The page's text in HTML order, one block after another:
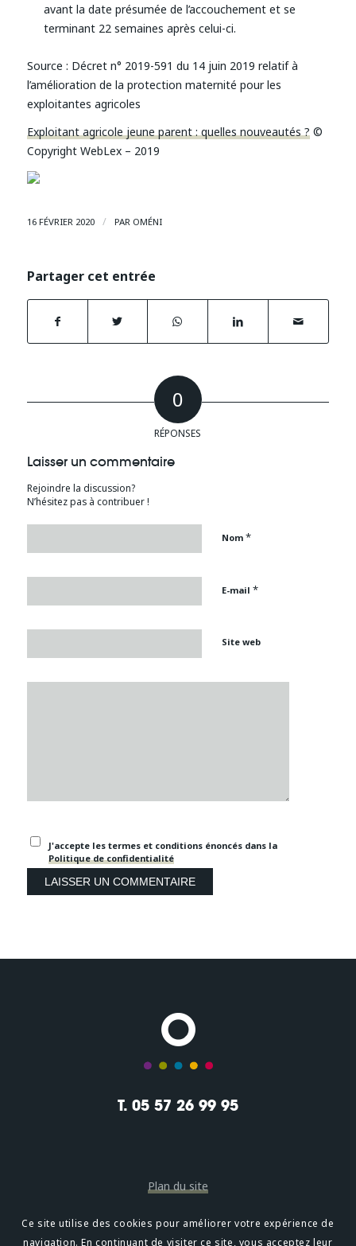
avant la date présumée de l’accouchement et se
terminant 22 semaines après celui-ci.
Source : Décret n° 2019-591 du 14 juin 2019 relatif à
l’amélioration de la protection maternité pour les
exploitantes agricoles
Exploitant agricole jeune parent : quelles nouveautés ?©
Copyright WebLex – 2019
16 FÉVRIER 2020 / PAR OMÉNI
Partager cet entrée
0
RÉPONSES
Laisser un commentaire
Rejoindre la discussion?
N’hésitez pas à contribuer !
Nom *
E-mail *
Site web
J'accepte les termes et conditions énoncés dans la
Politique de confidentialité
T. 05 57 26 99 95
Plan du site
Mentions légales
Ce site utilise des cookies pour améliorer votre expérience de
navigation. En continuant de visiter ce site, vous acceptez leur